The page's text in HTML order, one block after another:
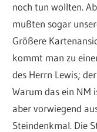
noch tun wollten.
mußten sogar
Größere
kommt man zu
des Herrn Lewis;
Warum das ein NM
aber vorwiegend
Steindenkmal. Die